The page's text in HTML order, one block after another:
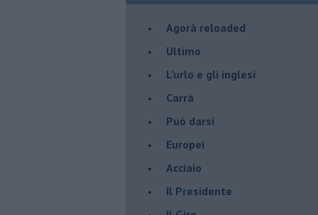
​Agorà reloaded
Ultimo
​L’urlo e gli inglesi
Carrà
Può darsi
Europei
Acciaio
Il Presidente